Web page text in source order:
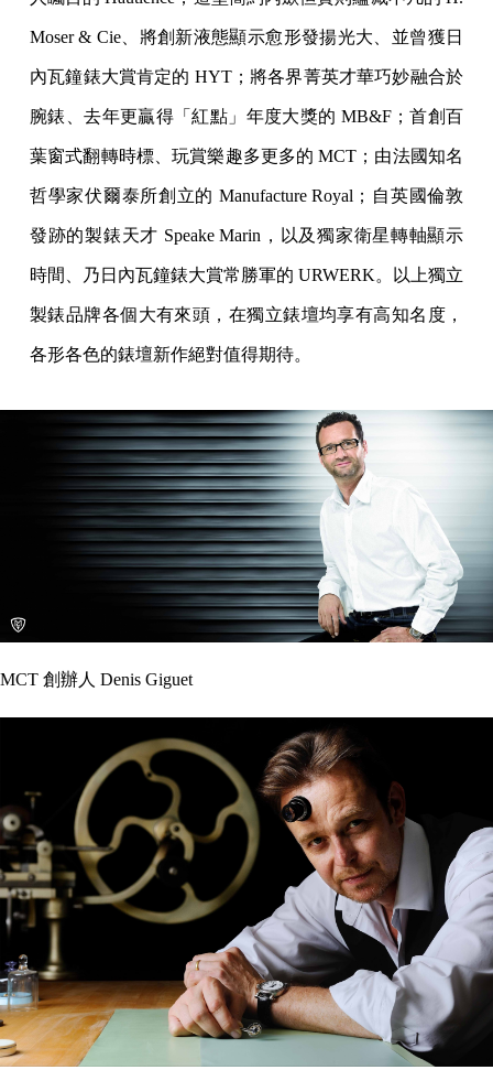
Moser & Cie、將創新液態顯示愈形發揚光大、並曾獲日
內瓦鐘錶大賞肯定的 HYT；將各界菁英才華巧妙融合於
腕錶、去年更贏得「紅點」年度大獎的 MB&F；首創百
葉窗式翻轉時標、玩賞樂趣多更多的 MCT；由法國知名
哲學家伏爾泰所創立的 Manufacture Royal；自英國倫敦
發跡的製錶天才 Speake Marin，以及獨家衛星轉軸顯示
時間、乃日內瓦鐘錶大賞常勝軍的 URWERK。以上獨立
製錶品牌各個大有來頭，在獨立錶壇均享有高知名度，
各形各色的錶壇新作絕對值得期待。
MCT 創辦人 Denis Giguet